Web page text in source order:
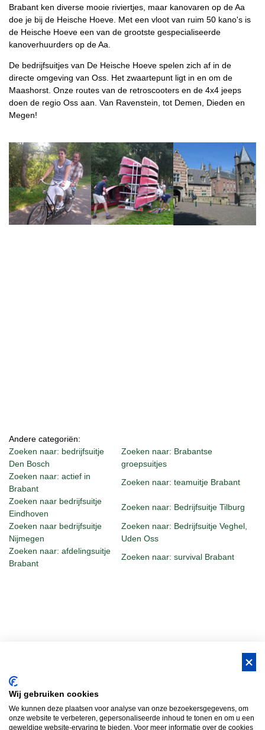
Brabant ken diverse mooie riviertjes, maar kanovaren op de Aa
doe je bij de Heische Hoeve. Met een vloot van ruim 50 kano's is
de Heische Hoeve een van de grootste gespecialiseerde
kanoverhuurders op de Aa.
De bedrijfsuitjes van De Heische Hoeve spelen zich af in de
directe omgeving van Oss. Het zwaartepunt ligt in en om de
Maashorst. Onze routes van de retroscooters en de 4x4 jeeps
doen de regio Oss aan. Van Ravenstein, tot Demen, Dieden en
Megen!
Andere categoriën:
Zoeken naar: bedrijfsuitje
Den Bosch
Zoeken naar: Brabantse
groepsuitjes
Zoeken naar: actief in
Brabant
Zoeken naar: teamuitje Brabant
Zoeken naar bedrijfsuitje
Eindhoven
Zoeken naar: Bedrijfsuitje Tilburg
Zoeken naar bedrijfsuitje
Nijmegen
Zoeken naar: Bedrijfsuitje Veghel,
Uden Oss
Zoeken naar: afdelingsuitje
Brabant
Zoeken naar: survival Brabant
BUS Whisky, Natuurlijk Gastvrijer in
Teambuilding Brabant Groepsuitje Brabant Teamuitje Brabant
Wij gebruiken cookies
We kunnen deze plaatsen voor analyse van onze bezoekersgegevens, om
onze website te verbeteren, gepersonaliseerde inhoud te tonen en om u een
geweldige website-ervaring te bieden. Voor meer informatie over de cookies